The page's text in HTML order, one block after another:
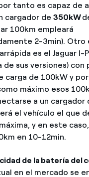
tanto es capaz de
cargador de 350kW
100km empleará
2-3min). Otro
es el Jaguar I-
de sus versiones) con
carga de 100kW y
máximo esos
a un cargador
el vehículo el que
y en este
en 10-12min.
de la batería del
en el mercado se